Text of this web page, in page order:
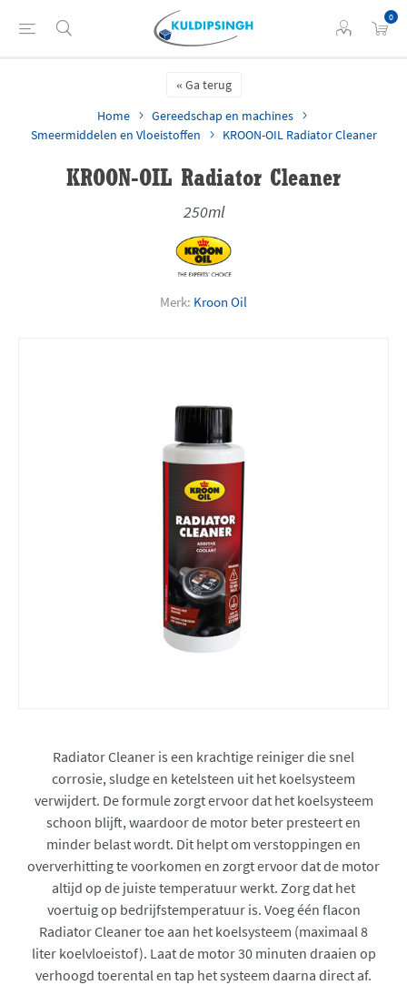
0
Ga terug
Home
Gereedschap en machines
Smeermiddelen en Vloeistoffen
KROON-OIL Radiator Cleaner
KROON-OIL Radiator Cleaner
250ml
Merk: Kroon Oil
Radiator Cleaner is een krachtige reiniger die snel
corrosie, sludge en ketelsteen uit het koelsysteem
verwijdert. De formule zorgt ervoor dat het koelsysteem
schoon blijft, waardoor de motor beter presteert en
minder belast wordt. Dit helpt om verstoppingen en
oververhitting te voorkomen en zorgt ervoor dat de motor
altijd op de juiste temperatuur werkt. Zorg dat het
voertuig op bedrijfstemperatuur is. Voeg één flacon
Radiator Cleaner toe aan het koelsysteem (maximaal 8
liter koelvloeistof). Laat de motor 30 minuten draaien op
verhoogd toerental en tap het systeem daarna direct af.